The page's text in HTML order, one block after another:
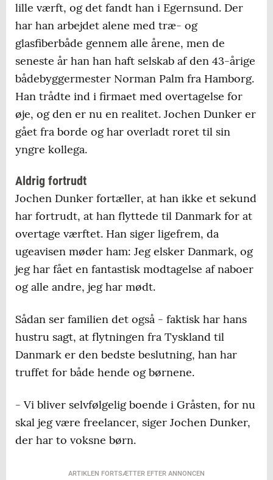
lille værft, og det fandt han i Egernsund. Der
har han arbejdet alene med træ- og
glasfiberbåde gennem alle årene, men de
seneste år han han haft selskab af den 43-årige
bådebyggermester Norman Palm fra Hamborg.
Han trådte ind i firmaet med overtagelse for
øje, og den er nu en realitet. Jochen Dunker er
gået fra borde og har overladt roret til sin
yngre kollega.
Aldrig fortrudt
Jochen Dunker fortæller, at han ikke et sekund
har fortrudt, at han flyttede til Danmark for at
overtage værftet. Han siger ligefrem, da
ugeavisen møder ham: Jeg elsker Danmark, og
jeg har fået en fantastisk modtagelse af naboer
og alle andre, jeg har mødt.
Sådan ser familien det også - faktisk har hans
hustru sagt, at flytningen fra Tyskland til
Danmark er den bedste beslutning, han har
truffet for både hende og børnene.
- Vi bliver selvfølgelig boende i Gråsten, for nu
skal jeg være freelancer, siger Jochen Dunker,
der har to voksne børn.
ARTIKLEN FORTSÆTTER EFTER ANNONCEN